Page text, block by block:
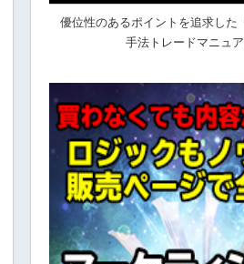
優位性のあるポイントを追求した
手法トレードマニュア